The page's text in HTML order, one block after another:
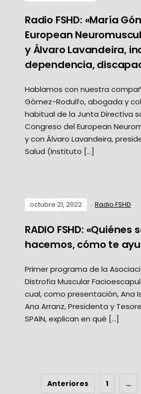
Radio FSHD: «María
European
y Álvaro Lavandeira,
dependencia,
Hablamos con nuestra
Gómez-Rodulfo, abogada y
habitual de la Junta Directiva
Congreso del European
y con Álvaro Lavandeira,
Salud (Instituto […]
octubre 21, 2022 Radio FSHD
RADIO FSHD: «Quiénes
hacemos, cómo te
Primer programa de la
Distrofia Muscular
cual, como presentación, Ana
Ana Arranz, Presidenta y
SPAIN, explican en qué […]
Anteriores 1 …